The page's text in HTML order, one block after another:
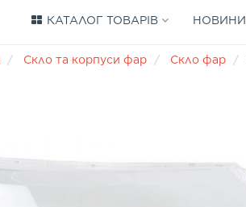
КАТАЛОГ ТОВАРІВ НОВИНИ
Скло та корпуси фар Скло фар